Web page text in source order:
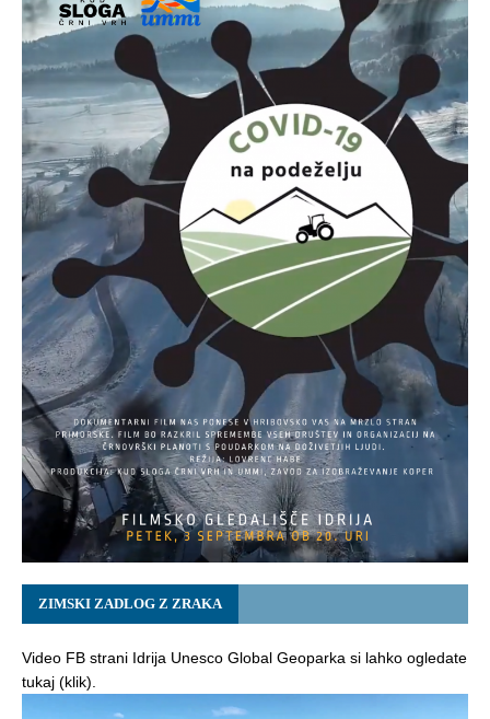
ZIMSKI ZADLOG Z ZRAKA
Video FB strani Idrija Unesco Global Geoparka si lahko ogledate
tukaj (klik).